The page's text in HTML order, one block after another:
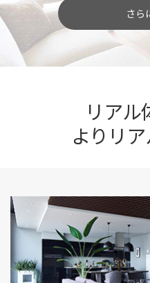
さら
リアル
よりリ